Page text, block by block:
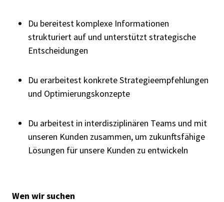
Du bereitest komplexe Informationen
strukturiert auf und unterstützt strategische
Entscheidungen
Du erarbeitest konkrete Strategieempfehlungen
und Optimierungskonzepte
Du arbeitest in interdisziplinären Teams und mit
unseren Kunden zusammen, um zukunftsfähige
Lösungen für unsere Kunden zu entwickeln
Wen wir suchen